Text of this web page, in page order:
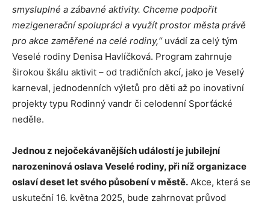
smysluplné a zábavné aktivity. Chceme podpořit
mezigenerační spolupráci a využít prostor města právě
pro akce zaměřené na celé rodiny,“uvádí za celý tým
Veselé rodiny Denisa Havlíčková. Program zahrnuje
širokou škálu aktivit – od tradičních akcí, jako je Veselý
karneval, jednodenních výletů pro děti až po inovativní
projekty typu Rodinný vandr či celodenní Sporťácké
neděle.
Jednou z nejočekávanějších událostí je jubilejní
narozeninová oslava Veselé rodiny, při níž organizace
oslaví deset let svého působení v městě. Akce, která se
uskuteční 16. května 2025, bude zahrnovat průvod